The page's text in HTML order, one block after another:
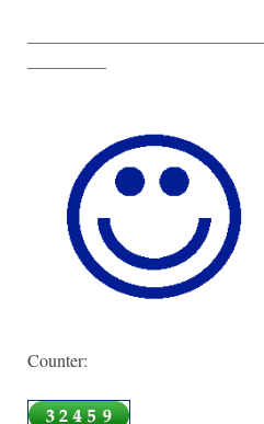
Counter: